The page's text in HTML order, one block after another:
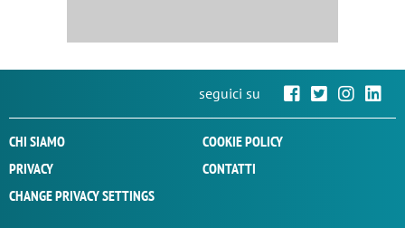
seguici su
CHI SIAMO
COOKIE POLICY
PRIVACY
CONTATTI
CHANGE PRIVACY SETTINGS